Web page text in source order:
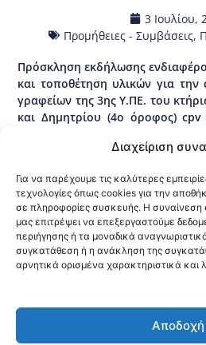
Διαχείριση
Για να παρέχουμε τις καλύτερες
τεχνολογίες όπως cookies για την
σε πληροφορίες συσκευής. Η συναίνεση
μας επιτρέψει να επεξεργαστούμε
περιήγησης ή τα μοναδικά
συγκατάθεση ή η ανάκληση της
αρνητικά ορισμένα χαρακτηριστικά και
Αποδοχή
3 Ιουλίου,
Προμήθειες - Συμβάσεις,
Πρόσκληση εκδήλωσης
και τοποθέτηση υλικών για
γραφείων της 3ης Υ.ΠΕ. του
και Δημητρίου (4ο όροφος) cpv
συμπεριλαμβανομένου
άποψη προσφορά
πλατφόρμας ηλεκτρονικών
ημερομηνία κατάθεσης
13:00. Ημερομηνία διενέργειας
ώρα 09:00.
@2026 3ype.gr All